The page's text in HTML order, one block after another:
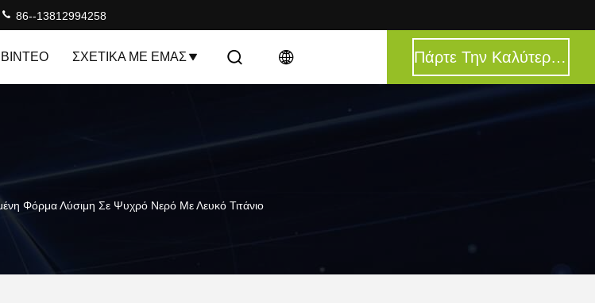
86--13812994258
ΒΊΝΤΕΟ ΣΧΕΤΙΚΆ ΜΕ ΕΜΆΣ Πάρτε Την Καλύτερη Τιμή
Φόρμα Λύσιμη Σε Ψυχρό Νερό Με Λευκό Τιτάνιο